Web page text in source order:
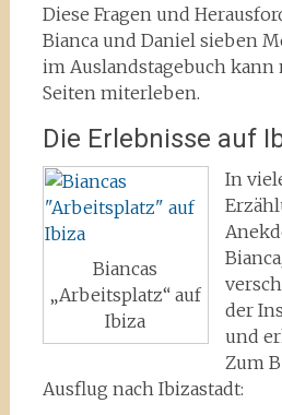
Diese Fragen und
Bianca und Daniel sieben
im Auslandstagebuch kann
Seiten miterleben.
Die Erlebnisse auf
Biancas
„Arbeitsplatz“ auf
Ibiza
In
der
und
Zum
Ausflug nach Ibizastadt: